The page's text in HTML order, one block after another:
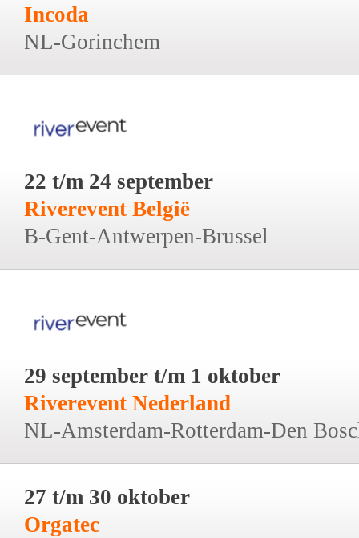
Incoda
NL-Gorinchem
22 t/m 24 september
Riverevent België
B-Gent-Antwerpen-Brussel
29 september t/m 1 oktober
Riverevent Nederland
NL-Amsterdam-Rotterdam-Den
27 t/m 30 oktober
Orgatec